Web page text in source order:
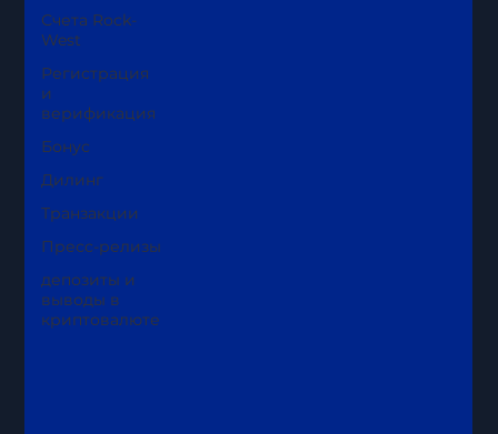
Счета Rock-
West
Регистрация
и
верификация
Бонус
Дилинг
Транзакции
Пресс-релизы
депозиты и
выводы в
криптовалюте